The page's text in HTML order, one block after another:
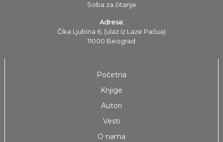
Soba za čitanje
Adresa:
Čika Ljubina 6, (ulaz iz Laze Pačua)
11000 Beograd
Početna
Knjige
Autori
Vesti
O nama